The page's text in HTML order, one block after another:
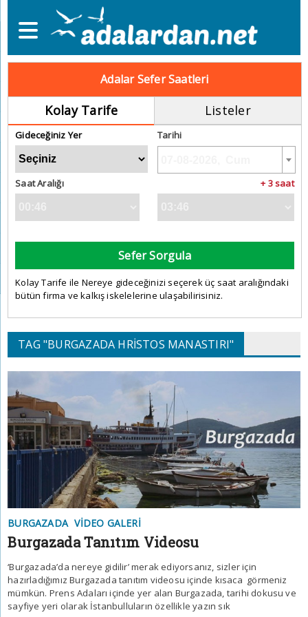
Adalar Sefer Saatleri
Kolay Tarife Listeler
Gideceğiniz Yer Tarihi
Saat Aralığı + 3 saat
Sefer Sorgula
Kolay Tarife ile Nereye gideceğinizi seçerek üç saat aralığındaki
bütün firma ve kalkış iskelelerine ulaşabilirisiniz.
TAG "BURGAZADA HRISTOS MANASTIRI"
BURGAZADA VIDEO GALERI
Burgazada Tanıtım Videosu
‘Burgazada’da nereye gidilir’ merak ediyorsanız, sizler için
hazırladığımız Burgazada tanıtım videosu içinde kısaca görmeniz
mümkün. Prens Adaları içinde yer alan Burgazada, tarihi dokusu ve
sayfiye yeri olarak İstanbulluların özellikle yazın sık